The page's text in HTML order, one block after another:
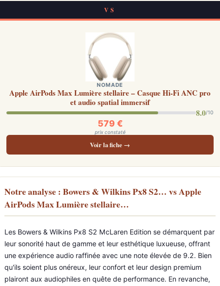
VS
NOMADE
Apple AirPods Max Lumière stellaire – Casque Hi-Fi ANC pro
et audio spatial immersif
8.0/10
579 €
prix constaté
Voir la fiche →
Notre analyse : Bowers & Wilkins Px8 S2… vs Apple
AirPods Max Lumière stellaire…
Les Bowers & Wilkins Px8 S2 McLaren Edition se démarquent par
leur sonorité haut de gamme et leur esthétique luxueuse, offrant
une expérience audio raffinée avec une note élevée de 9.2. Bien
qu'ils soient plus onéreux, leur confort et leur design premium
plairont aux audiophiles en quête de performance. En revanche,